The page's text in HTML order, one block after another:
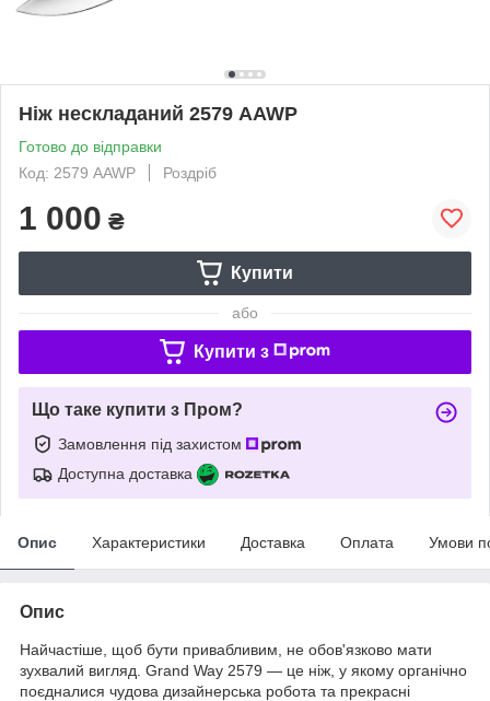
Ніж нескладаний 2579 AAWP
Готово до відправки
Код: 2579 AAWP
Роздріб
1 000 ₴
Купити
або
Купити з
Що таке купити з Пром?
Замовлення під захистом
Доступна доставка
Опис Характеристики Доставка Оплата Умови
Опис
Найчастіше, щоб бути привабливим, не обов'язково мати
зухвалий вигляд. Grand Way 2579 — це ніж, у якому органічно
поєдналися чудова дизайнерська робота та прекрасні